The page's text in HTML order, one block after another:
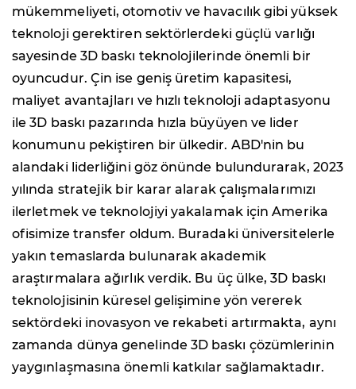
mükemmeliyeti, otomotiv ve havacılık gibi yüksek
teknoloji gerektiren sektörlerdeki güçlü varlığı
sayesinde 3D baskı teknolojilerinde önemli bir
oyuncudur. Çin ise geniş üretim kapasitesi,
maliyet avantajları ve hızlı teknoloji adaptasyonu
ile 3D baskı pazarında hızla büyüyen ve lider
konumunu pekiştiren bir ülkedir. ABD'nin bu
alandaki liderliğini göz önünde bulundurarak, 2023
yılında stratejik bir karar alarak çalışmalarımızı
ilerletmek ve teknolojiyi yakalamak için Amerika
ofisimize transfer oldum. Buradaki üniversitelerle
yakın temaslarda bulunarak akademik
araştırmalara ağırlık verdik. Bu üç ülke, 3D baskı
teknolojisinin küresel gelişimine yön vererek
sektördeki inovasyon ve rekabeti artırmakta, aynı
zamanda dünya genelinde 3D baskı çözümlerinin
yaygınlaşmasına önemli katkılar sağlamaktadır.